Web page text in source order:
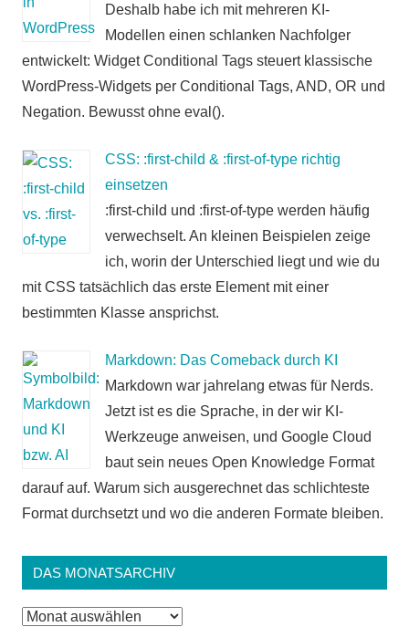
Deshalb habe ich mit mehreren KI-
Modellen einen schlanken Nachfolger
entwickelt: Widget Conditional Tags steuert klassische
WordPress-Widgets per Conditional Tags, AND, OR und
Negation. Bewusst ohne eval().
CSS: :first-child & :first-of-type richtig
einsetzen
:first-child und :first-of-type werden häufig
verwechselt. An kleinen Beispielen zeige
ich, worin der Unterschied liegt und wie du
mit CSS tatsächlich das erste Element mit einer
bestimmten Klasse ansprichst.
Markdown: Das Comeback durch KI
Markdown war jahrelang etwas für Nerds.
Jetzt ist es die Sprache, in der wir KI-
Werkzeuge anweisen, und Google Cloud
baut sein neues Open Knowledge Format
darauf auf. Warum sich ausgerechnet das schlichteste
Format durchsetzt und wo die anderen Formate bleiben.
DAS MONATSARCHIV
Das